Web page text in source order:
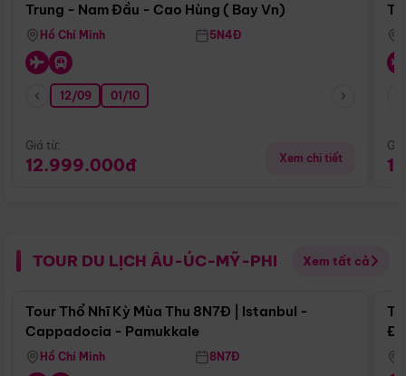
Trung - Nam Đầu - Cao Hùng ( Bay Vn)
Hồ Chí Minh 5N4Đ
12/09 01/10
Giá từ:
12.999.000đ Xem chi tiết
TOUR DU LỊCH ÂU-ÚC-MỸ-PHI Xem tất cả
Điểm nổi bật
Tour Thổ Nhĩ Kỳ Mùa Thu 8N7Đ | Istanbul -
Cappadocia - Pamukkale
Hồ Chí Minh 8N7Đ